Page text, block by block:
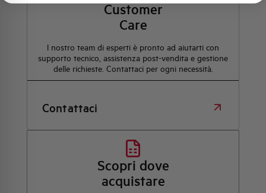
Customer
Care
l nostro team di esperti è pronto ad aiutarti con
supporto tecnico, assistenza post-vendita e gestione
delle richieste. Contattaci per ogni necessità.
Contattaci
Scopri dove
acquistare